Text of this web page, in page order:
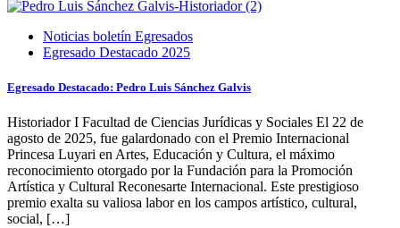
Noticias boletín Egresados
Egresado Destacado 2025
Egresado Destacado: Pedro Luis Sánchez Galvis
Historiador I Facultad de Ciencias Jurídicas y Sociales El 22 de
agosto de 2025, fue galardonado con el Premio Internacional
Princesa Luyari en Artes, Educación y Cultura, el máximo
reconocimiento otorgado por la Fundación para la Promoción
Artística y Cultural Reconesarte Internacional. Este prestigioso
premio exalta su valiosa labor en los campos artístico, cultural,
social, […]